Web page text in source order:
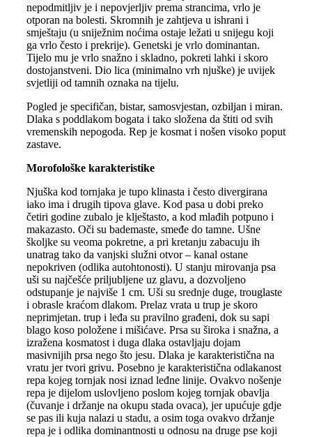
nepodmitljiv je i nepovjerljiv prema strancima, vrlo je
otporan na bolesti. Skromnih je zahtjeva u ishrani i
smještaju (u sniježnim noćima ostaje ležati u snijegu koji
ga vrlo često i prekrije). Genetski je vrlo dominantan.
Tijelo mu je vrlo snažno i skladno, pokreti lahki i skoro
dostojanstveni. Dio lica (minimalno vrh njuške) je uvijek
svjetliji od tamnih oznaka na tijelu.
Pogled je specifičan, bistar, samosvjestan, ozbiljan i miran.
Dlaka s poddlakom bogata i tako složena da štiti od svih
vremenskih nepogoda. Rep je kosmat i nošen visoko poput
zastave.
Morofološke karakteristike
Njuška kod tornjaka je tupo klinasta i često divergirana
iako ima i drugih tipova glave. Kod pasa u dobi preko
četiri godine zubalo je klještasto, a kod mlađih potpuno i
makazasto. Oči su bademaste, smeđe do tamne. Ušne
školjke su veoma pokretne, a pri kretanju zabacuju ih
unatrag tako da vanjski služni otvor – kanal ostane
nepokriven (odlika autohtonosti). U stanju mirovanja psa
uši su najčešće priljubljene uz glavu, a dozvoljeno
odstupanje je najviše 1 cm. Uši su srednje duge, trouglaste
i obrasle kraćom dlakom. Prelaz vrata u trup je skoro
neprimjetan. trup i leđa su pravilno građeni, dok su sapi
blago koso položene i mišićave. Prsa su široka i snažna, a
izražena kosmatost i duga dlaka ostavljaju dojam
masivnijih prsa nego što jesu. Dlaka je karakteristična na
vratu jer tvori grivu. Posebno je karakteristična odlakanost
repa kojeg tornjak nosi iznad leđne linije. Ovakvo nošenje
repa je dijelom uslovljeno poslom kojeg tornjak obavlja
(čuvanje i držanje na okupu stada ovaca), jer upućuje gdje
se pas ili kuja nalazi u stadu, a osim toga ovakvo držanje
repa je i odlika dominantnosti u odnosu na druge pse koji